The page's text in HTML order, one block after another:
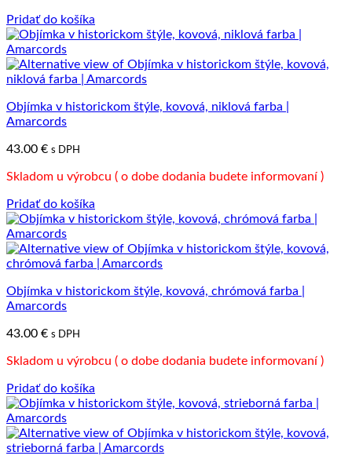
Pridať do košíka
Objímka v historickom štýle, kovová, niklová farba |
Amarcords
43.00 € s DPH
Skladom u výrobcu ( o dobe dodania budete informovaní )
Pridať do košíka
Objímka v historickom štýle, kovová, chrómová farba |
Amarcords
43.00 € s DPH
Skladom u výrobcu ( o dobe dodania budete informovaní )
Pridať do košíka